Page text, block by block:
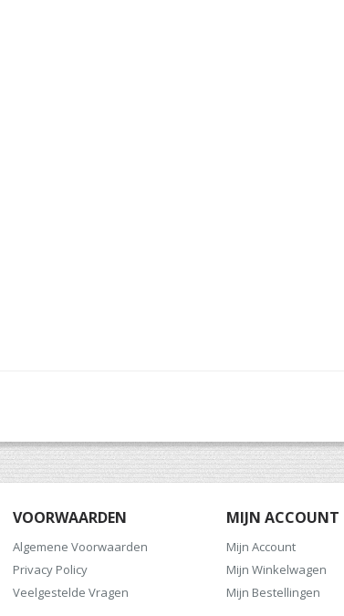
VOORWAARDEN
Algemene Voorwaarden
Privacy Policy
Veelgestelde Vragen
MIJN ACCOUNT
Mijn Account
Mijn Winkelwagen
Mijn Bestellingen